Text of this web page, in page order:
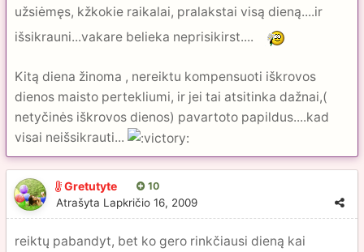
užsiėmęs, kžkokie raikalai, pralakstai visą dieną....ir
išsikrauni...vakare belieka neprisikirst....
Kitą diena žinoma , nereiktu kompensuoti iškrovos
dienos maisto pertekliumi, ir jei tai atsitinka dažnai,(
netyčinės iškrovos dienos) pavartoto papildus....kad
visai neišsikrauti...
Gretutyte 10
Atrašyta Lapkričio 16, 2009
reiktų pabandyt, bet ko gero rinkčiausi dieną kai